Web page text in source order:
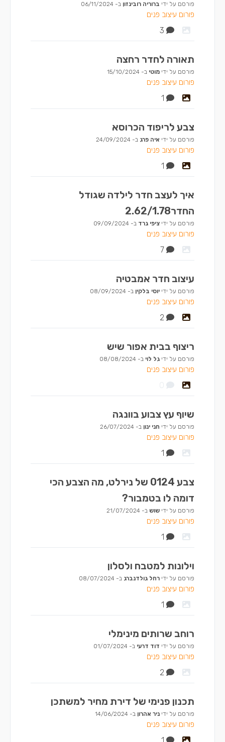
פורסם על ידי ברוריה רובינזון ב- 06/11/2024
פורום עיצוב פנים
3
תאורה לחדר רחצה
פורסם על ידי מוטי ב- 15/10/2024
פורום עיצוב פנים
1
צבע לריפוד הכרוסא
פורסם על ידי איה פרג ב- 24/09/2024
פורום עיצוב פנים
1
איך לעצב חדר לילדה שגודל
החדר2.62/1.78
פורסם על ידי ציפי גרד ב- 09/09/2024
פורום עיצוב פנים
7
עיצוב חדר אמבטיה
פורסם על ידי יוסי בלקין ב- 08/09/2024
פורום עיצוב פנים
2
ריצוף בבית אפור שיש
פורסם על ידי גל לוי ב- 08/08/2024
פורום עיצוב פנים
0
שיוף עץ צבוע בוונגה
פורסם על ידי חני ינון ב- 26/07/2024
פורום עיצוב פנים
1
צבע 0124 של נירלט, מה הצבע הכי
דומה לו בטמבור?
פורסם על ידי שוש ב- 21/07/2024
פורום עיצוב פנים
1
וילונות למטבח ולסלון
פורסם על ידי רחל גולדנברג ב- 08/07/2024
פורום עיצוב פנים
1
רוחב שרותים מינימלי
פורסם על ידי דוד דרעי ב- 01/07/2024
פורום עיצוב פנים
2
תכנון פנימי של דירת מחיר למשתכן
פורסם על ידי ניר אהרון ב- 14/06/2024
פורום עיצוב פנים